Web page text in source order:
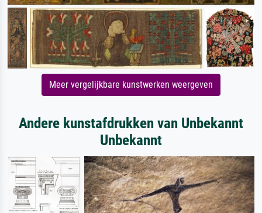
Meer vergelijkbare kunstwerken weergeven
Andere kunstafdrukken van Unbekannt
Unbekannt